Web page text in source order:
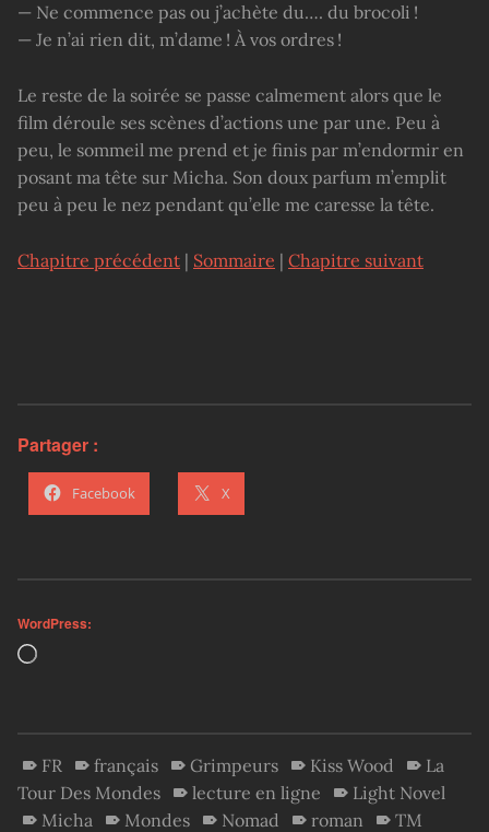
— Ne commence pas ou j’achète du…. du brocoli !
— Je n’ai rien dit, m’dame ! À vos ordres !
Le reste de la soirée se passe calmement alors que le
film déroule ses scènes d’actions une par une. Peu à
peu, le sommeil me prend et je finis par m’endormir en
posant ma tête sur Micha. Son doux parfum m’emplit
peu à peu le nez pendant qu’elle me caresse la tête.
Chapitre précédent | Sommaire | Chapitre suivant
Partager :
Facebook X
WordPress:
FR français Grimpeurs Kiss Wood
La
Tour Des Mondes
lecture en ligne
Light Novel
Micha
Mondes Nomad roman TM